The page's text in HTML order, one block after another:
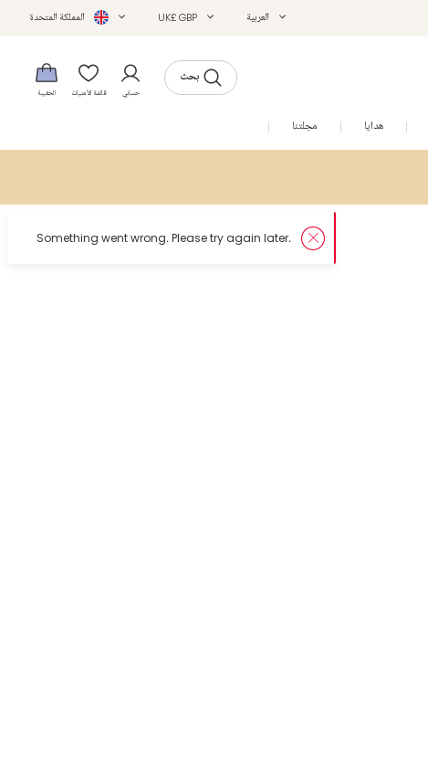
العربية UK£ GBP المملكة المتحدة
بحث
حسابي قائمة الأمنيات الحقيبة
هدايا مجلتنا